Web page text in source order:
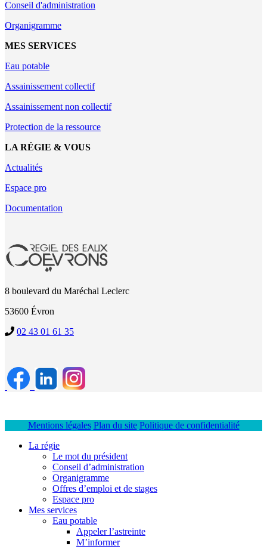
Conseil d'administration
Organigramme
MES SERVICES
Eau potable
Assainissement collectif
Assainissement non collectif
Protection de la ressource
LA RÉGIE & VOUS
Actualités
Espace pro
Documentation
8 boulevard du Maréchal Leclerc
53600 Évron
02 43 01 61 35
Mentions légales Plan du site Politique de confidentialité
La régie
Le mot du président
Conseil d’administration
Organigramme
Offres d’emploi et de stages
Espace pro
Mes services
Eau potable
Appeler l’astreinte
M’informer